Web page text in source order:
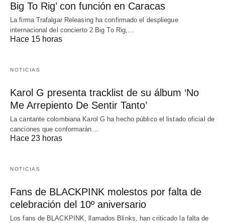
Big To Rig’ con función en Caracas
La firma Trafalgar Releasing ha confirmado el despliegue
internacional del concierto 2 Big To Rig,…
Hace 15 horas
NOTICIAS
Karol G presenta tracklist de su álbum ‘No
Me Arrepiento De Sentir Tanto’
La cantante colombiana Karol G ha hecho público el listado oficial de
canciones que conformarán…
Hace 23 horas
NOTICIAS
Fans de BLACKPINK molestos por falta de
celebración del 10º aniversario
Los fans de BLACKPINK, llamados Blinks, han criticado la falta de